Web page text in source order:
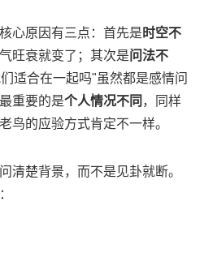
心原因有三点：首先是 时空不
旺衰就变了；其次是问法不
适合在一起吗"虽然都是感情问
重要的是个人情况不同 ，同样
鸟的应验方式肯定不一样。
清楚背景，而不是见卦就断。